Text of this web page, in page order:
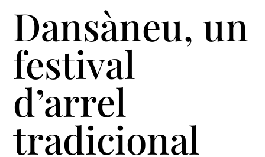
Dansàneu, un
festival
d’arrel
tradicional